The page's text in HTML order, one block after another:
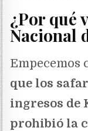
¿Por qué
Nacional
Empecemos
que los
ingresos de
prohibió la